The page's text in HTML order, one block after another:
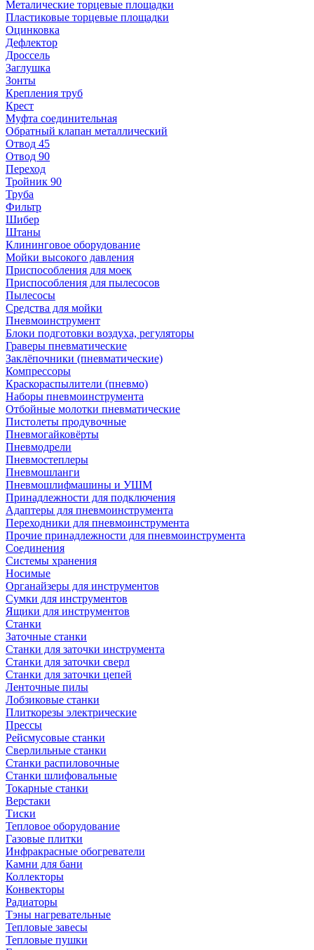
Металические торцевые площадки
Пластиковые торцевые площадки
Оцинковка
Дефлектор
Дроссель
Заглушка
Зонты
Крепления труб
Крест
Муфта соединительная
Обратный клапан металлический
Отвод 45
Отвод 90
Переход
Тройник 90
Труба
Фильтр
Шибер
Штаны
Клининговое оборудование
Мойки высокого давления
Приспособления для моек
Приспособления для пылесосов
Пылесосы
Средства для мойки
Пневмоинструмент
Блоки подготовки воздуха, регуляторы
Граверы пневматические
Заклёпочники (пневматические)
Компрессоры
Краскораспылители (пневмо)
Наборы пневмоинструмента
Отбойные молотки пневматические
Пистолеты продувочные
Пневмогайковёрты
Пневмодрели
Пневмостеплеры
Пневмошланги
Пневмошлифмашины и УШМ
Принадлежности для подключения
Адаптеры для пневмоинструмента
Переходники для пневмоинструмента
Прочие принадлежности для пневмоинструмента
Соединения
Системы хранения
Носимые
Органайзеры для инструментов
Сумки для инструментов
Ящики для инструментов
Станки
Заточные станки
Станки для заточки инструмента
Станки для заточки сверл
Станки для заточки цепей
Ленточные пилы
Лобзиковые станки
Плиткорезы электрические
Прессы
Рейсмусовые станки
Сверлильные станки
Станки распиловочные
Станки шлифовальные
Токарные станки
Верстаки
Тиски
Тепловое оборудование
Газовые плитки
Инфракрасные обогреватели
Камни для бани
Коллекторы
Конвекторы
Радиаторы
Тэны нагревательные
Тепловые завесы
Тепловые пушки